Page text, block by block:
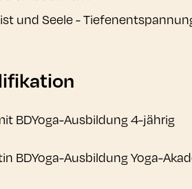
und Seele -
BDYoga-Ausbildung 4-jährig
BDYoga-Ausbildung Yoga-